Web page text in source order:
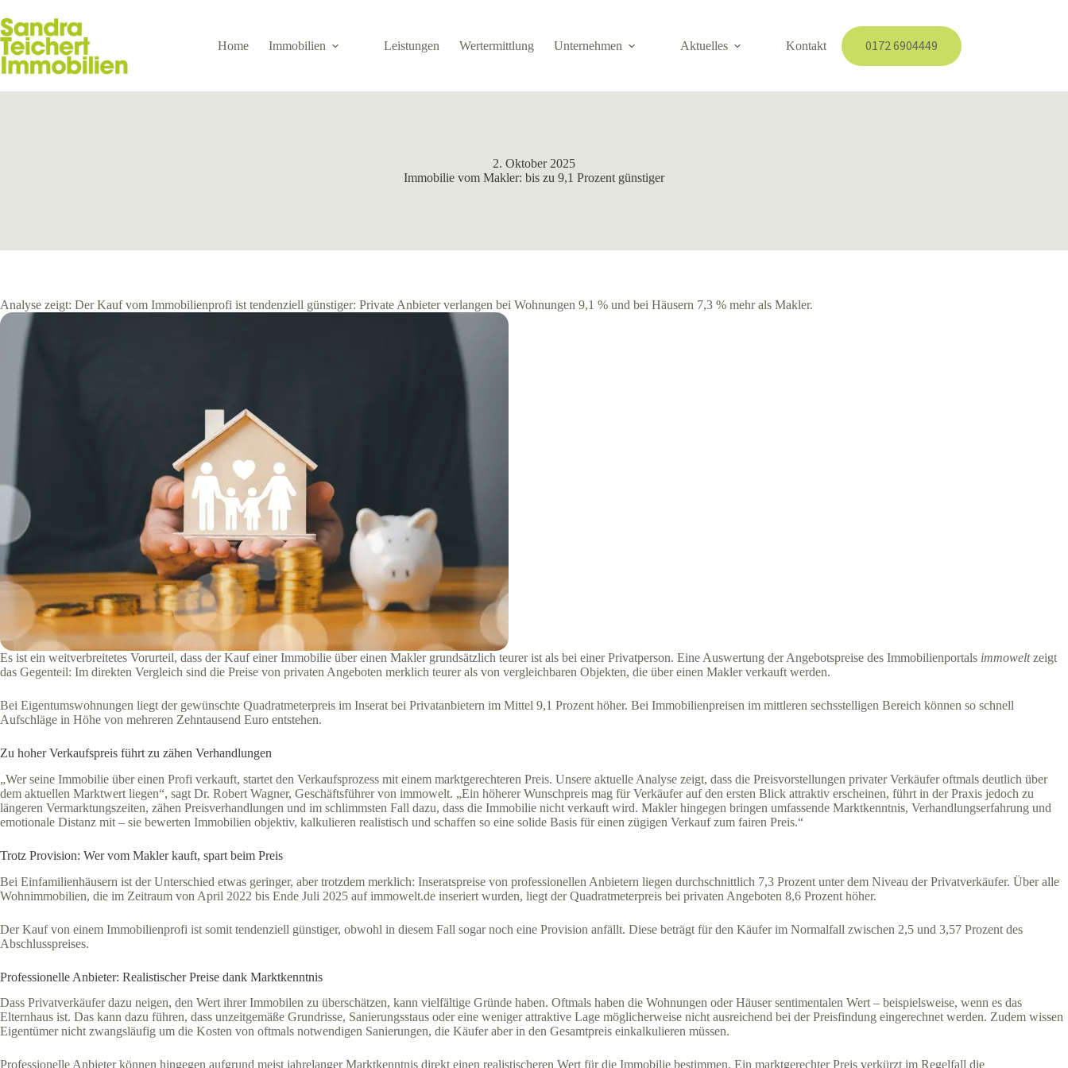
Inhalt
springen
Home Immobilien Leistungen Wertermittlung Unternehmen Aktuelles Kontakt 0172 6904449
2. Oktober 2025
Immobilie vom Makler: bis zu 9,1 Prozent günstiger
Analyse zeigt: Der Kauf vom Immobilienprofi ist tendenziell günstiger: Private Anbieter verlangen bei Wohnungen 9,1 % und bei Häusern 7,3 % mehr als Makler.
Es ist ein weitverbreitetes Vorurteil, dass der Kauf einer Immobilie über einen Makler grundsätzlich teurer ist als bei einer Privatperson. Eine Auswertung der Angebotspreise des Immobilienportals immoweltzeigt
das Gegenteil: Im direkten Vergleich sind die Preise von privaten Angeboten merklich teurer als von vergleichbaren Objekten, die über einen Makler verkauft werden.
Bei Eigentumswohnungen liegt der gewünschte Quadratmeterpreis im Inserat bei Privatanbietern im Mittel 9,1 Prozent höher. Bei Immobilienpreisen im mittleren sechsstelligen Bereich können so schnell
Aufschläge in Höhe von mehreren Zehntausend Euro entstehen.
Zu hoher Verkaufspreis führt zu zähen Verhandlungen
„Wer seine Immobilie über einen Profi verkauft, startet den Verkaufsprozess mit einem marktgerechteren Preis. Unsere aktuelle Analyse zeigt, dass die Preisvorstellungen privater Verkäufer oftmals deutlich über
dem aktuellen Marktwert liegen“, sagt Dr. Robert Wagner, Geschäftsführer von immowelt. „Ein höherer Wunschpreis mag für Verkäufer auf den ersten Blick attraktiv erscheinen, führt in der Praxis jedoch zu
längeren Vermarktungszeiten, zähen Preisverhandlungen und im schlimmsten Fall dazu, dass die Immobilie nicht verkauft wird. Makler hingegen bringen umfassende Marktkenntnis, Verhandlungserfahrung und
emotionale Distanz mit – sie bewerten Immobilien objektiv, kalkulieren realistisch und schaffen so eine solide Basis für einen zügigen Verkauf zum fairen Preis.“
Trotz Provision: Wer vom Makler kauft, spart beim Preis
Bei Einfamilienhäusern ist der Unterschied etwas geringer, aber trotzdem merklich: Inseratspreise von professionellen Anbietern liegen durchschnittlich 7,3 Prozent unter dem Niveau der Privatverkäufer. Über alle
Wohnimmobilien, die im Zeitraum von April 2022 bis Ende Juli 2025 auf immowelt.de inseriert wurden, liegt der Quadratmeterpreis bei privaten Angeboten 8,6 Prozent höher.
Der Kauf von einem Immobilienprofi ist somit tendenziell günstiger, obwohl in diesem Fall sogar noch eine Provision anfällt. Diese beträgt für den Käufer im Normalfall zwischen 2,5 und 3,57 Prozent des
Abschlusspreises.
Professionelle Anbieter: Realistischer Preise dank Marktkenntnis
Dass Privatverkäufer dazu neigen, den Wert ihrer Immobilen zu überschätzen, kann vielfältige Gründe haben. Oftmals haben die Wohnungen oder Häuser sentimentalen Wert – beispielsweise, wenn es das
Elternhaus ist. Das kann dazu führen, dass unzeitgemäße Grundrisse, Sanierungsstaus oder eine weniger attraktive Lage möglicherweise nicht ausreichend bei der Preisfindung eingerechnet werden. Zudem wissen
Eigentümer nicht zwangsläufig um die Kosten von oftmals notwendigen Sanierungen, die Käufer aber in den Gesamtpreis einkalkulieren müssen.
Professionelle Anbieter können hingegen aufgrund meist jahrelanger Marktkenntnis direkt einen realistischeren Wert für die Immobilie bestimmen. Ein marktgerechter Preis verkürzt im Regelfall die